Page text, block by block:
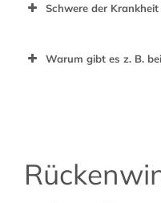
Schwere der
Warum gibt es z. B.